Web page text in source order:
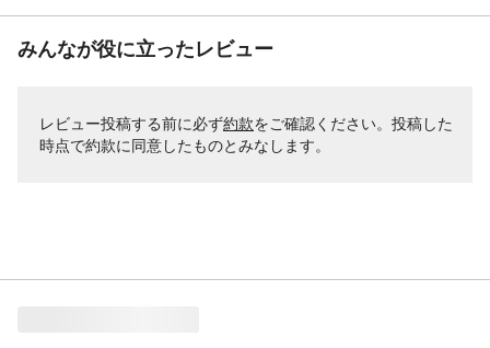
みんなが役に立ったレビュー
レビュー投稿する前に必ず約款をご確認ください。投稿した
時点で約款に同意したものとみなします。